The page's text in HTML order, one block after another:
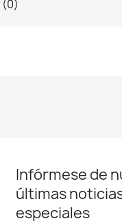
Infórmese de
últimas
especiales